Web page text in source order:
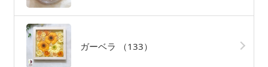
ガーベラ （133）